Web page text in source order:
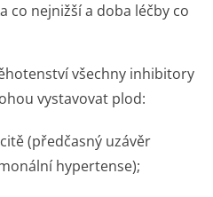
co nejnižší a doba léčby co
všechny inhibitory
vystavovat plod:
(předčasný uzávěr
hypertense);